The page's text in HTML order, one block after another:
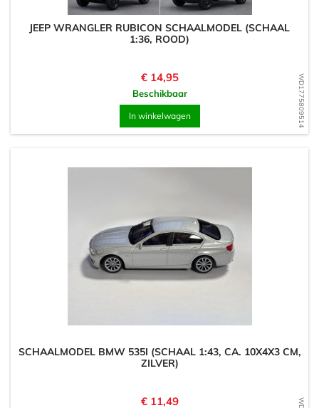
WD1775809514
JEEP WRANGLER RUBICON SCHAALMODEL (SCHAAL
1:36, ROOD)
Prijs
€ 14,95
Beschikbaar
In winkelwagen
SCHAALMODEL BMW 535I (SCHAAL 1:43, CA. 10X4X3 CM,
ZILVER)
Prijs
€ 11,49